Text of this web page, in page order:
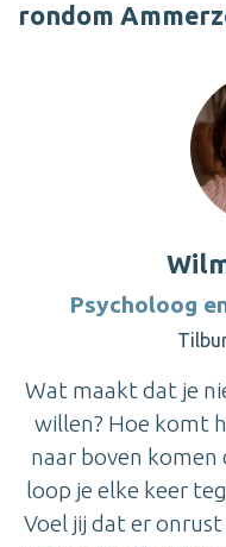
rondom
Psycholoog
Wat maakt dat je
willen? Hoe komt
naar boven komen
loop je elke keer
Voel jij dat er